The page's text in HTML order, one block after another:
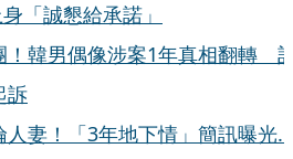
「誠懇給承諾」
！韓男偶像涉案1年真相翻轉
訴
妻！「3年地下情」簡訊曝光…